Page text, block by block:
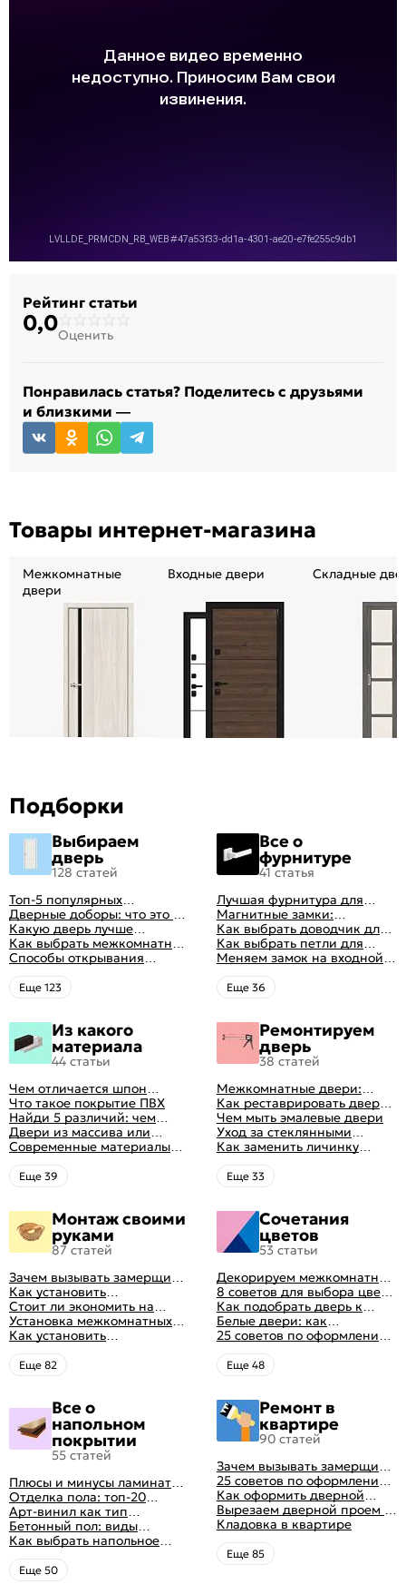
Рейтинг статьи
0,0Оценить
Понравилась статья? Поделитесь с друзьями
и близкими —
Товары интернет-магазина
Межкомнатные
двери
Входные двери Складные
Подборки
Выбираем
дверь
128 статей
Топ-5 популярных
межкомнатных дверей
Дверные доборы: что это и
зачем они нужны
Какую дверь лучше
поставить в ванную
комнату
Как выбрать межкомнатные
двери: какие
межкомнатные двери
лучше
Способы открывания
межкомнатных дверей (с
фото-примерами)
Eще 123
Все о
фурнитуре
41 статья
Лучшая фурнитура для
дверей: как выбрать
правильно
Магнитные замки:
особенности и принцип
работы
Как выбрать доводчик для
входной двери: советы от
профессионалов
Как выбрать петли для
межкомнатных дверей
Меняем замок на входной
двери
Eще 36
Из какого
материала
44 статьи
Чем отличается шпон
натуральный от шпона
файн-лайн
Что такое покрытие ПВХ
Найди 5 различий: чем
отличаются двери пвх от
ламинированных
Двери из массива или
шпона: какие лучше
выбрать
Современные материалы
межкомнатных дверей,
виды межкомнатных
дверей по материалу
Eще 39
Ремонтируем
дверь
38 статей
Межкомнатные двери:
правила ухода
Как реставрировать дверь в
домашних условиях
Чем мыть эмалевые двери
Уход за стеклянными
дверями
Как заменить личинку
замка самостоятельно
Eще 33
Монтаж своими
руками
87 статей
Зачем вызывать замерщика
для установки дверей
Как установить
межкомнатную дверь
самостоятельно: советы
профессионала
Стоит ли экономить на
установке дверей
Установка межкомнатных
дверей своими руками:
правила монтажа,
инструкция и полезные
советы
Как установить
металлические двери в
квартире
Eще 82
Сочетания
цветов
53 статьи
Декорируем межкомнатные
двери в стиле винтаж
своими руками (с
оригинальными фото-
идеями)
8 советов для выбора цвета
межкомнатных дверей
Как подобрать дверь к
интерьеру квартиры
Белые двери: как
гармонично вписать их в
интерьер
25 советов по оформлению
дверного проема без двери
+ 50 фото
Eще 48
Все о
напольном
покрытии
55 статей
Плюсы и минусы ламината:
как выбрать качественное
напольное покрытие
Отделка пола: топ-20
вариантов напольных
покрытий
Арт-винил как тип
напольного покрытия
Бетонный пол: виды
конструкций и технология
заливки
Как выбрать напольное
покрытие: плюсы и минусы
всех вариантов на
современном рынке
Eще 50
Ремонт в
квартире
90 статей
Зачем вызывать замерщика
для установки дверей
25 советов по оформлению
дверного проема без двери
+ 50 фото
Как оформить дверной
проем без двери
Вырезаем дверной проем в
различных материалах
стены
Кладовка в квартире
Eще 85